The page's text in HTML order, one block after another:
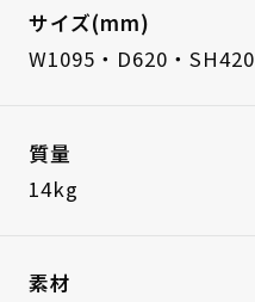
サイズ(mm)
W1095・D620・SH420
質量
14kg
素材